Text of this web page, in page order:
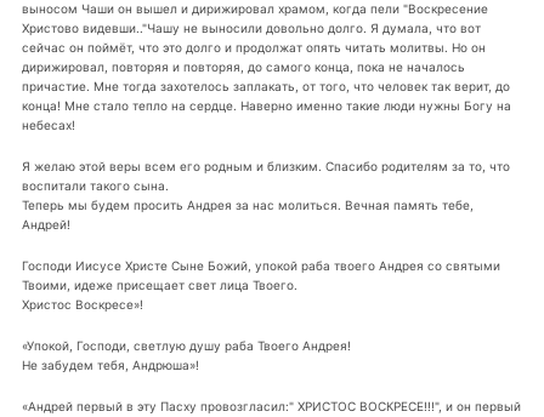
выносом Чаши он вышел и дирижировал храмом, когда пели "Воскресение
Христово видевши.."Чашу не выносили довольно долго. Я думала, что вот
сейчас он поймёт, что это долго и продолжат опять читать молитвы. Но он
дирижировал, повторяя и повторяя, до самого конца, пока не началось
причастие. Мне тогда захотелось заплакать, от того, что человек так верит, до
конца! Мне стало тепло на сердце. Наверно именно такие люди нужны Богу на
небесах!
Я желаю этой веры всем его родным и близким. Спасибо родителям за то, что
воспитали такого сына.
Теперь мы будем просить Андрея за нас молиться. Вечная память тебе,
Андрей!
Господи Иисусе Христе Сыне Божий, упокой раба твоего Андрея со святыми
Твоими, идеже присещает свет лица Твоего.
Христос Воскресе»!
«Упокой, Господи, светлую душу раба Твоего Андрея!
Не забудем тебя, Андрюша»!
«Андрей первый в эту Пасху провозгласил:" ХРИСТОС ВОСКРЕСЕ!!!", и он первый